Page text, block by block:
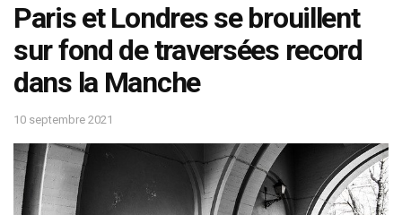
Paris et Londres se brouillent
sur fond de traversées record
dans la Manche
10 septembre 2021